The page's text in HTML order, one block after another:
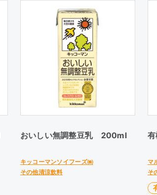
おいしい無調整豆乳 200ml
キッコーマンソイフーズ㈱
その他清涼飲料
マ
そ